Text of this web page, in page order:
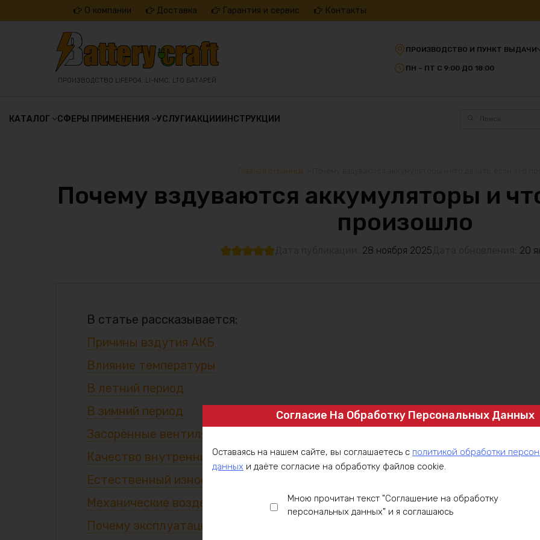
к
О компании Доставка Гарантия и сервис Контакты
ПРОИЗВОДСТВО LIFEPO4, LI-NMC, LTO БАТАРЕЙ
ПРОИЗВОДСТВО И ПУНКТ ВЫДАЧИ
ПН – ПТ С 9:00 ДО 18:00
КАТАЛОГ СФЕРЫ ПРИМЕНЕНИЯ УСЛУГИАКЦИИИНСТРУКЦИИ
Главная страница
Почему вздуваются аккумуляторы и
произошло
28 ноября 2025 20
В статье рассказывается:
Причины вздутия АКБ
Влияние температуры
В летний период
В зимний период
Засорённые вентиляционные каналы
Качество внутренних компонентов
Естественный износ
Механические воздействия
Почему эксплуатация опасна
Согласие На Обработку Персональных Данных
Оставаясь на нашем сайте, вы соглашаетесь с политикой обработки
данных и даёте согласие на обработку файлов cookie.
Мною прочитан текст "Соглашение на обработку
персональных данных" и я соглашаюсь